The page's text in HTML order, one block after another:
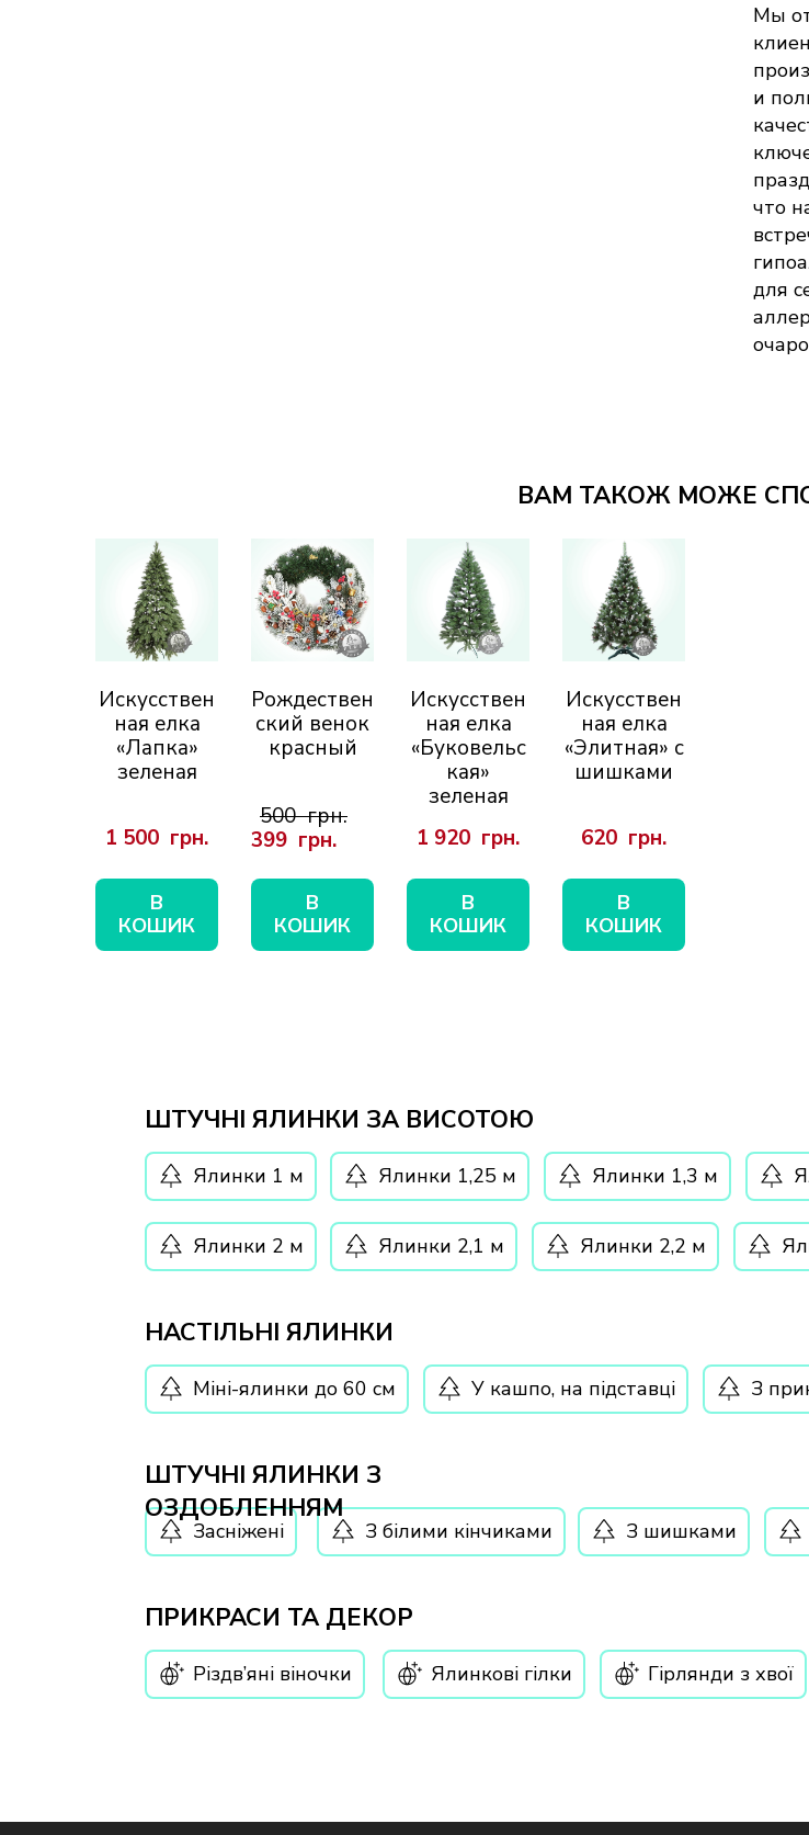
Мы
и
что
для
ВАМ ТАКОЖ МОЖЕ
Искусствен
ная елка
«Лапка»
зеленая
1 500  грн.
В
КОШИК
Рождествен
ский венок
красный
500  грн.
399  грн.
В
КОШИК
Искусствен
ная елка
«Буковельс
кая»
зеленая
1 920  грн.
В
КОШИК
Искусствен
ная елка
«Элитная» с
шишками
620  грн.
В
КОШИК
Ялинки 2,2 м
Ялинки 2,1 м
Ялинки 2 м
З
З шишками
Гірлянди з хвої
Ялинки 1,3 м
У кашпо, на підставці
З білими кінчиками
Ялинкові гілки
Ялинки 1,25 м
Ялинки 1 м
Міні-ялинки до 60 см
Засніжені
Різдв’яні віночки
ШТУЧНІ ЯЛИНКИ ЗА ВИСОТОЮ
НАСТІЛЬНІ ЯЛИНКИ
ШТУЧНІ ЯЛИНКИ З
ОЗДОБЛЕННЯМ
ПРИКРАСИ ТА ДЕКОР